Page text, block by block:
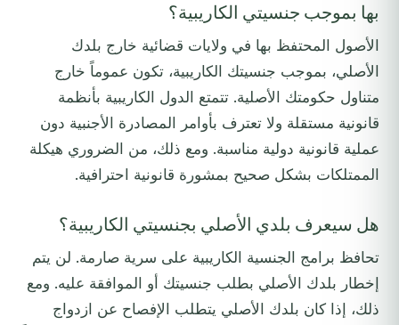
بها بموجب جنسيتي الكاريبية؟
الأصول المحتفظ بها في ولايات قضائية خارج بلدك
الأصلي، بموجب جنسيتك الكاريبية، تكون عموماً خارج
متناول حكومتك الأصلية. تتمتع الدول الكاريبية بأنظمة
قانونية مستقلة ولا تعترف بأوامر المصادرة الأجنبية دون
عملية قانونية دولية مناسبة. ومع ذلك، من الضروري هيكلة
الممتلكات بشكل صحيح بمشورة قانونية احترافية.
هل سيعرف بلدي الأصلي بجنسيتي الكاريبية؟
تحافظ برامج الجنسية الكاريبية على سرية صارمة. لن يتم
إخطار بلدك الأصلي بطلب جنسيتك أو الموافقة عليه. ومع
ذلك، إذا كان بلدك الأصلي يتطلب الإفصاح عن ازدواج